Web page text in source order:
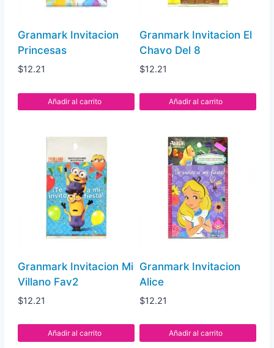
Granmark Invitacion
Princesas
$12.21
Añadir al carrito
Granmark Invitacion El
Chavo Del 8
$12.21
Añadir al carrito
Granmark Invitacion Mi
Villano Fav2
$12.21
Añadir al carrito
Granmark Invitacion
Alice
$12.21
Añadir al carrito